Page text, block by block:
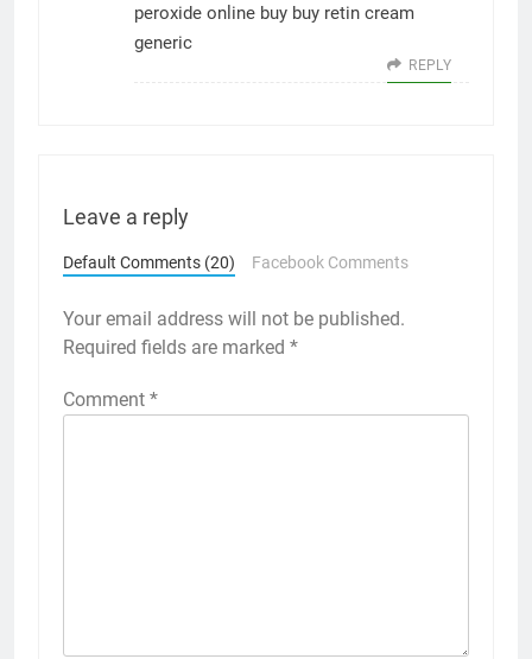
peroxide online buy buy retin cream
generic
REPLY
Leave a reply
Default Comments (20) Facebook Comments
Your email address will not be published.
Required fields are marked *
Comment *